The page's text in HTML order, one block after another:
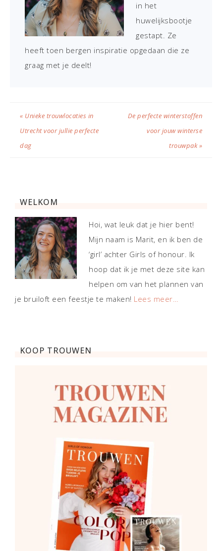
in het
huwelijksbootje
gestapt. Ze
heeft toen bergen inspiratie opgedaan die ze
graag met je deelt!
« Unieke trouwlocaties in
Utrecht voor jullie perfecte
dag
De perfecte winterstoffen
voor jouw winterse
trouwpak »
WELKOM
Hoi, wat leuk dat je hier bent!
Mijn naam is Marit, en ik ben de
‘girl’ achter Girls of honour. Ik
hoop dat ik je met deze site kan
helpen om van het plannen van
je bruiloft een feestje te maken! Lees meer…
KOOP TROUWEN